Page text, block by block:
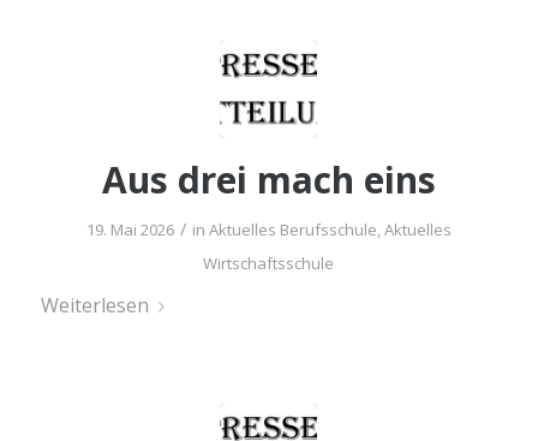
Aus drei mach eins
19. Mai 2026 / in Aktuelles Berufsschule Aktuelles
Wirtschaftsschule
Wei­ter­le­sen